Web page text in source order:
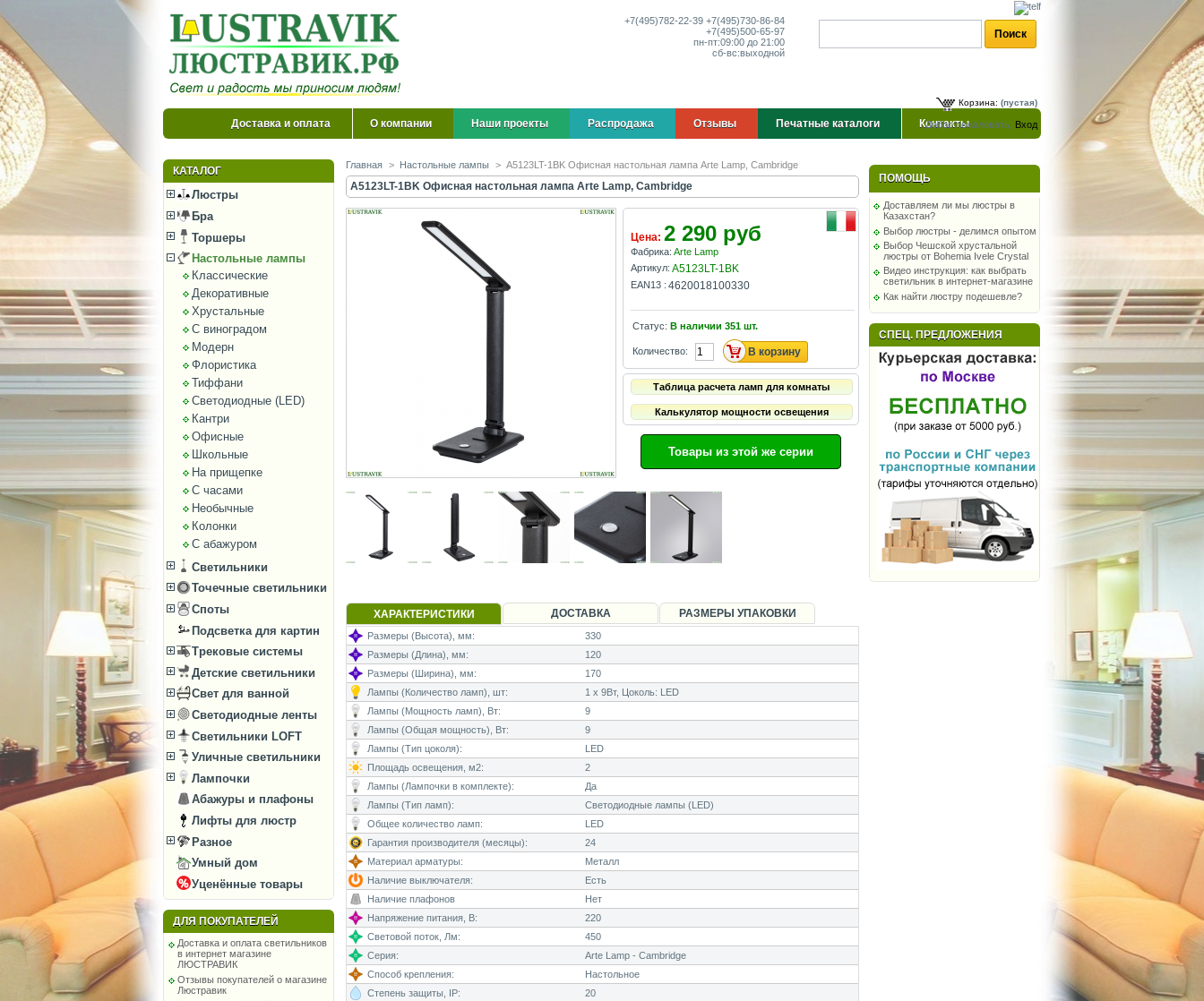
+7(495)782-22-39 +7(495)730-86-84
+7(495)500-65-97
пн-пт:09:00 до 21:00
сб-вс:выходной
Корзина: (пустая)
Добро пожаловать, Вход
Доставка и оплата О компании Наши проекты Распродажа Отзывы Печатные каталоги Контакты
КАТАЛОГ
Люстры
Бра
Торшеры
Настольные лампы
Классические
Декоративные
Хрустальные
С виноградом
Модерн
Флористика
Тиффани
Светодиодные (LED)
Кантри
Офисные
Школьные
На прищепке
С часами
Необычные
Колонки
С абажуром
Светильники
Точечные светильники
Споты
Подсветка для картин
Трековые системы
Детские светильники
Свет для ванной
Светодиодные ленты
Светильники LOFT
Уличные светильники
Лампочки
Абажуры и плафоны
Лифты для люстр
Разное
Умный дом
Уценённые товары
ДЛЯ ПОКУПАТЕЛЕЙ
Доставка и оплата светильников
в интернет магазине
ЛЮСТРАВИК
Отзывы покупателей о магазине
Люстравик
Главная > Настольные лампы > A5123LT-1BK Офисная настольная лампа Arte Lamp, Cambridge
A5123LT-1BK Офисная настольная лампа Arte Lamp, Cambridge
Цена: 2 290 руб
Фабрика: Arte Lamp
Артикул: A5123LT-1BK
EAN13 : 4620018100330
Статус: В наличии 351 шт.
Количество:
Таблица расчета ламп для комнаты
Калькулятор мощности освещения
Товары из этой же серии
ХАРАКТЕРИСТИКИ ДОСТАВКА РАЗМЕРЫ УПАКОВКИ
Размеры (Высота), мм:
330
Размеры (Длина), мм:
120
Размеры (Ширина), мм:
170
Лампы (Количество ламп), шт:
1 x 9Вт, Цоколь: LED
Лампы (Мощность ламп), Вт:
9
Лампы (Общая мощность), Вт:
9
Лампы (Тип цоколя):
LED
Площадь освещения, м2:
2
Лампы (Лампочки в комплекте):
Да
Лампы (Тип ламп):
Светодиодные лампы (LED)
Общее количество ламп:
LED
Гарантия производителя (месяцы):
24
Материал арматуры:
Металл
Наличие выключателя:
Есть
Наличие плафонов
Нет
Напряжение питания, В:
220
Световой поток, Лм:
450
Серия:
Arte Lamp - Cambridge
Способ крепления:
Настольное
Степень защиты, IP:
20
ПОМОЩЬ
Доставляем ли мы люстры в
Казахстан?
Выбор люстры - делимся опытом
Выбор Чешской хрустальной
люстры от Bohemia Ivele Crystal
Видео инструкция: как выбрать
светильник в интернет-магазине
Как найти люстру подешевле?
СПЕЦ. ПРЕДЛОЖЕНИЯ